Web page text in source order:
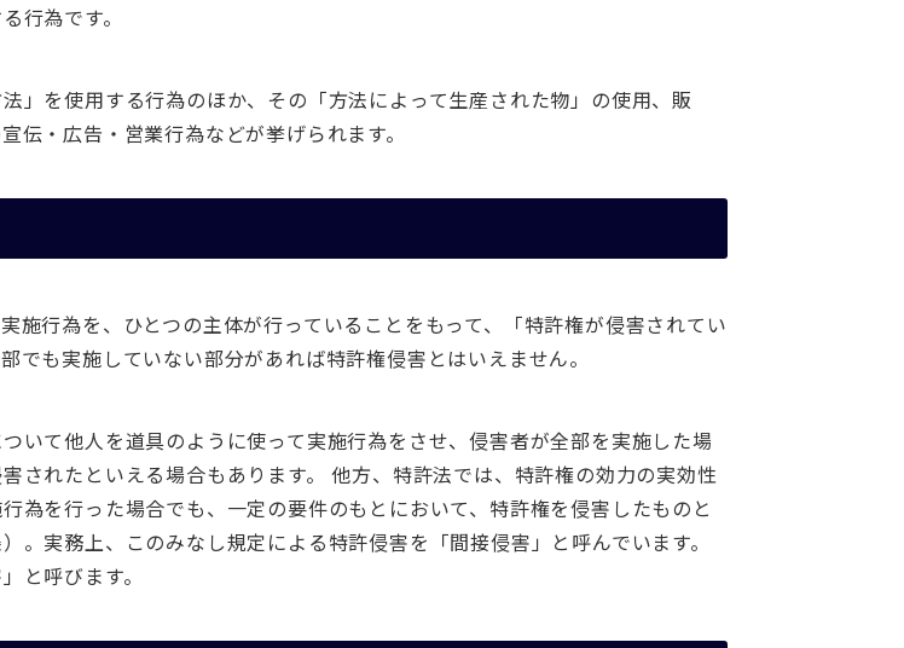
行為です。
」を使用する行為のほか、その「方法によって生産された物」の使用、販
伝・広告・営業行為などが挙げられます。
施行為を、ひとつの主体が行っていることをもって、「特許権が侵害されてい
でも実施していない部分があれば特許権侵害とはいえません。
いて他人を道具のように使って実施行為をさせ、侵害者が全部を実施した場
されたといえる場合もあります。 他方、特許法では、特許権の効力の実効性
為を行った場合でも、一定の要件のもとにおいて、特許権を侵害したものと
。実務上、このみなし規定による特許侵害を「間接侵害」と呼んでいます。
と呼びます。